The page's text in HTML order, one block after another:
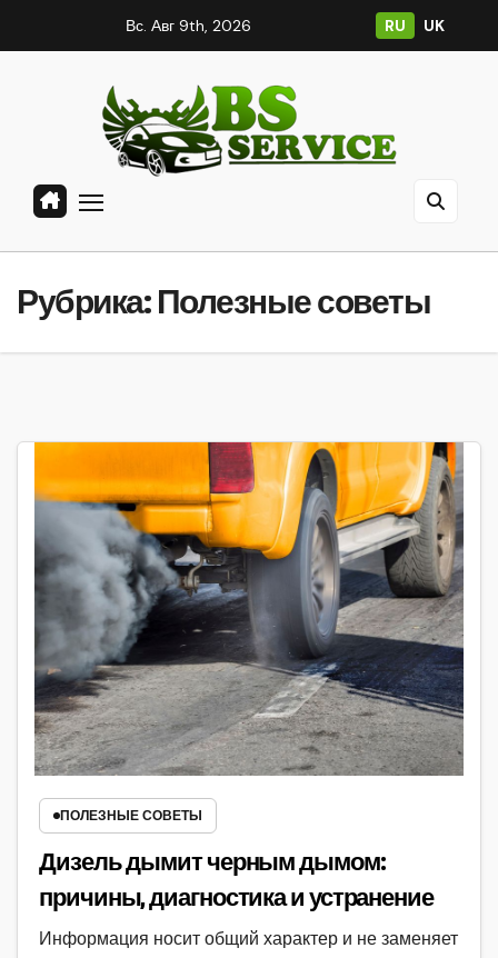
к
Вс. Авг 9th, 2026 RU UK
Рубрика:Полезные советы
ПОЛЕЗНЫЕ СОВЕТЫ
Дизель дымит черным дымом:
причины, диагностика и устранение
Информация носит общий характер и не заменяет